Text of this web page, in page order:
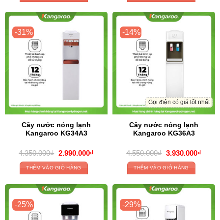
2.650.000₫.
2.290.000₫.
4.350.000₫.
-31%
Cây nước nóng lạnh
Kangaroo KG34A3
4.350.000₫ Giá
gốc
là:
4.350.000₫.
2.990.000₫Giá
THÊM VÀO GIỎ HÀNG
-14%
Gọi điện có giá tốt nhất
Cây nước nóng lạnh
Kangaroo KG36A3
4.550.000₫ Giá
gốc
là:
4.550.000₫.
3.930.000₫Giá
THÊM VÀO GIỎ HÀNG
-25% -29%